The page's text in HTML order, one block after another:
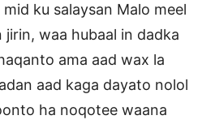
ku salaysan Malo meel
jirin, waa hubaal in dadka
ama aad wax la
aad kaga dayato nolol
ha noqotee waana